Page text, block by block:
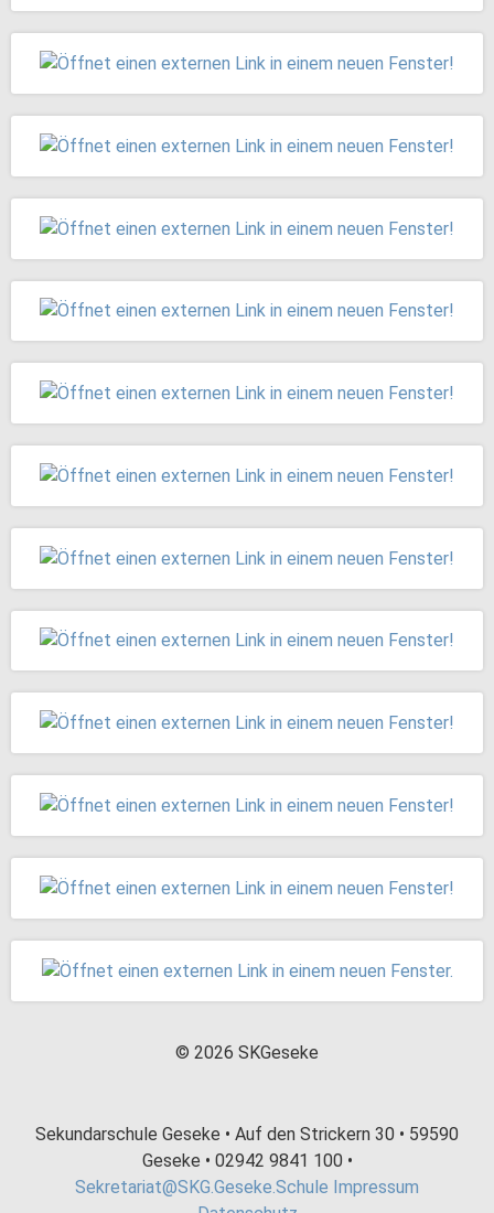
© 2026 SKGeseke
Sekundarschule Geseke • Auf den Strickern 30 • 59590
Geseke • 02942 9841 100 •
Sekretariat@SKG.Geseke.Schule Impressum